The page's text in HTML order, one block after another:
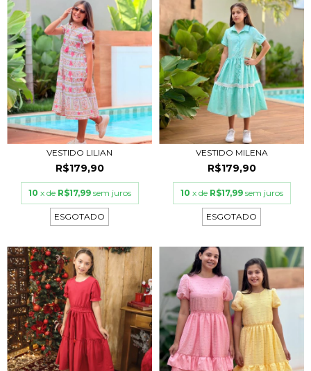
VESTIDO LILIAN
R$179,90
10 x de R$17,99 sem juros
ESGOTADO
VESTIDO MILENA
R$179,90
10 x de R$17,99 sem juros
ESGOTADO